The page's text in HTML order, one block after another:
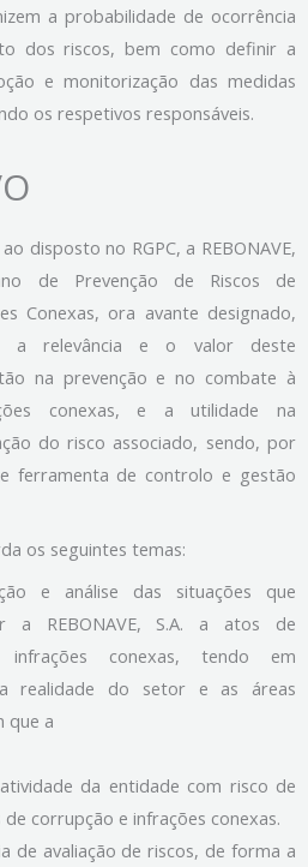
a probabilidade de ocorrência
dos riscos, bem como definir a
e monitorização das medidas
os respetivos responsáveis.
disposto no RGPC, a REBONAVE,
de Prevenção de Riscos de
Conexas, ora avante designado,
a relevância e o valor deste
na prevenção e no combate à
conexas, e a utilidade na
do risco associado, sendo, por
ferramenta de controlo e gestão
os seguintes temas:
e análise das situações que
a REBONAVE, S.A. a atos de
conexas, tendo em
a realidade do setor e as áreas
que a
da entidade com risco de
corrupção e infrações conexas.
de avaliação de riscos, de forma a